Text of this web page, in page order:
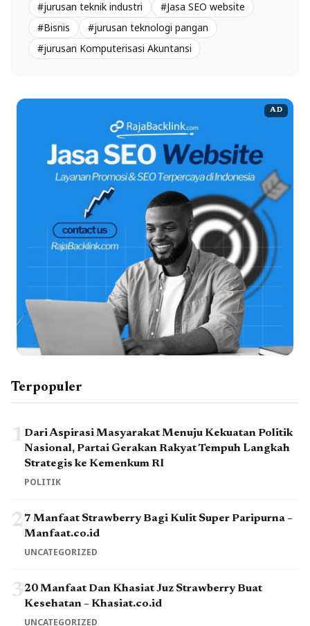
#jurusan teknik industri
#Jasa SEO website
#Bisnis
#jurusan teknologi pangan
#jurusan Komputerisasi Akuntansi
AD
Terpopuler
1 Dari Aspirasi Masyarakat Menuju Kekuatan Politik
Nasional, Partai Gerakan Rakyat Tempuh Langkah
Strategis ke Kemenkum RI
POLITIK
27 Manfaat Strawberry Bagi Kulit Super Paripurna –
Manfaat.co.id
UNCATEGORIZED
320 Manfaat Dan Khasiat Juz Strawberry Buat
Kesehatan – Khasiat.co.id
UNCATEGORIZED